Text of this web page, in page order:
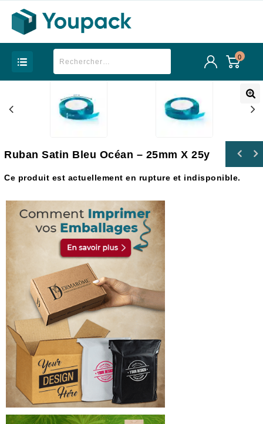
0
Ruban Satin Bleu Océan – 25mm X 25y
Ce produit est actuellement en rupture et indisponible.